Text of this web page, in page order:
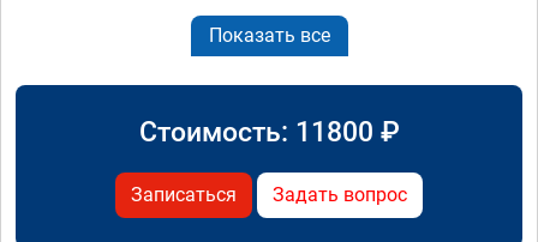
Показать все
Стоимость: 11800 ₽
Записаться Задать вопрос